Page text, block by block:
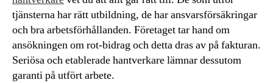
tjänsterna har rätt utbildning, de har ansvarsförsäkringar
och bra arbetsförhållanden. Företaget tar hand om
ansökningen om rot-bidrag och detta dras av på fakturan.
Seriösa och etablerade hantverkare lämnar dessutom
garanti på utfört arbete.